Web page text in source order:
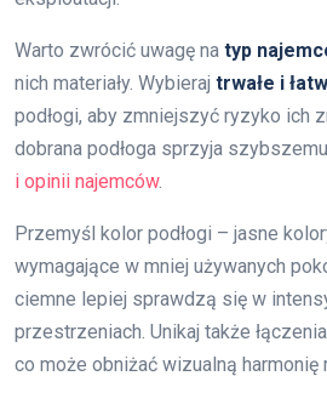
Warto zwrócić uwagę na typ
nich materiały. Wybieraj trwałe i
podłogi, aby zmniejszyć ryzyko ich
dobrana podłoga sprzyja
i opinii najemców.
Przemyśl kolor podłogi – jasne
wymagające w mniej używanych
ciemne lepiej sprawdzą się w
przestrzeniach. Unikaj także
co może obniżać wizualną harmonię